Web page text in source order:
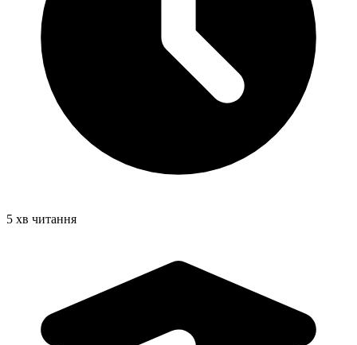
5 хв читання